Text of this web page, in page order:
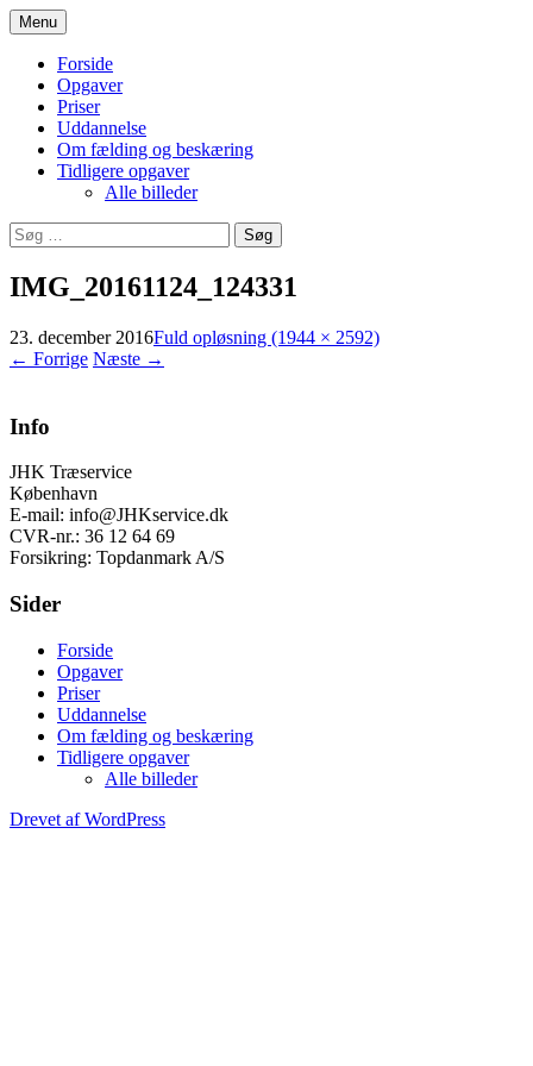
JHK Træservice
Menu Hop
til
indhold
Forside
Opgaver
Priser
Uddannelse
Om fælding og beskæring
Tidligere opgaver
Alle billeder
Søg
efter:
IMG_20161124_124331
23. december 2016Fuld opløsning (1944 × 2592)
← Forrige Næste →
Info
JHK Træservice
København
E-mail: info@JHKservice.dk
CVR-nr.: 36 12 64 69
Forsikring: Topdanmark A/S
Sider
Forside
Opgaver
Priser
Uddannelse
Om fælding og beskæring
Tidligere opgaver
Alle billeder
Drevet af WordPress